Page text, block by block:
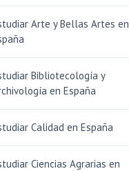
Arte y Bellas Artes en
Bibliotecología y
en España
Calidad en España
Ciencias Agrarias en